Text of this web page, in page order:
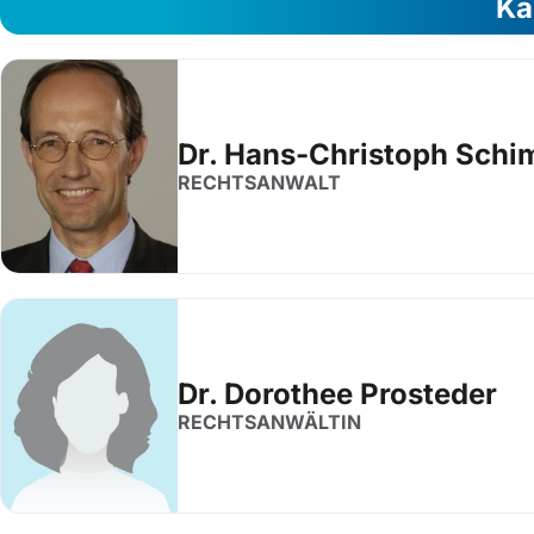
Dr. Hans-Christoph
RECHTSANWALT
Dr. Dorothee Prosteder
RECHTSANWÄLTIN